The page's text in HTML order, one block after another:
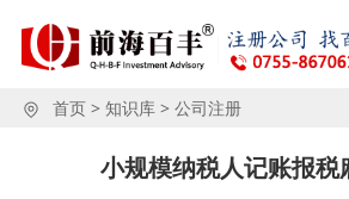
首页> 知识库> 公司注册
小规模纳税人记账报税